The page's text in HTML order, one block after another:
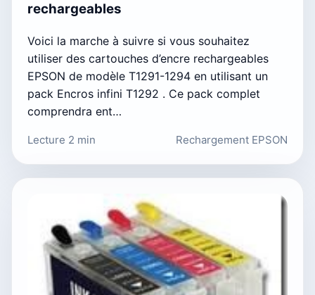
rechargeables
Voici la marche à suivre si vous souhaitez
utiliser des cartouches d’encre rechargeables
EPSON de modèle T1291-1294 en utilisant un
pack Encros infini T1292 . Ce pack complet
comprendra ent…
Lecture 2 min Rechargement EPSON